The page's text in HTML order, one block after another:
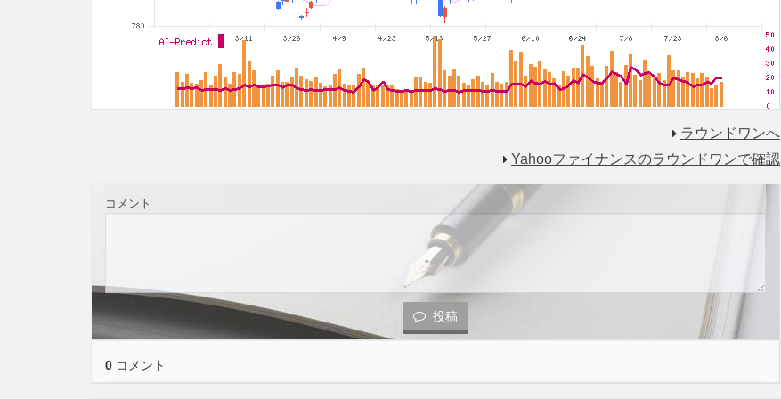
ラウンドワンへ
Yahooファイナンスのラウンドワンで確認
コメント
投稿
0 コメント